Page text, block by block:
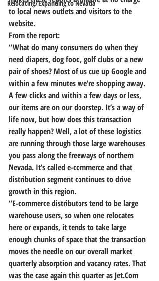
Relocating/Expanding to Nevada
to local news outlets and visitors to the
website.
From the report:
“What do many consumers do when they
need diapers, dog food, golf clubs or a new
pair of shoes? Most of us cue up Google and
within a few minutes we’re shopping away.
A few clicks and within a few days or less,
our items are on our doorstep. It’s a way of
life now, but how does this transaction
really happen? Well, a lot of these logistics
are running through those large warehouses
you pass along the freeways of northern
Nevada. It’s called e-commerce and that
distribution segment continues to drive
growth in this region.
“E-commerce distributors tend to be large
warehouse users, so when one relocates
here or expands, it tends to take large
enough chunks of space that the transaction
moves the needle on our overall market
quarterly absorption and vacancy rates. That
was the case again this quarter as Jet.Com